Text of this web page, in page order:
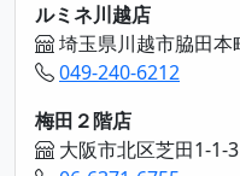
ルミネ川越店
埼玉県川越市脇田本
049-240-6212
梅田２階店
大阪市北区芝田1-1-